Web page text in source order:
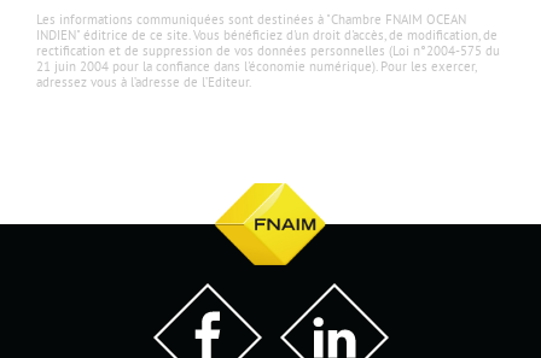
Les informations communiquées sont destinées à "Chambre FNAIM OCEAN
INDIEN" éditrice de ce site. Vous bénéficiez d'un droit d'accès, de modification, de
rectification et de suppression de vos données personnelles (Loi n°2004-575 du
21 juin 2004 pour la confiance dans l'économie numérique). Pour les exercer,
adressez vous à l’adresse de l’Editeur.